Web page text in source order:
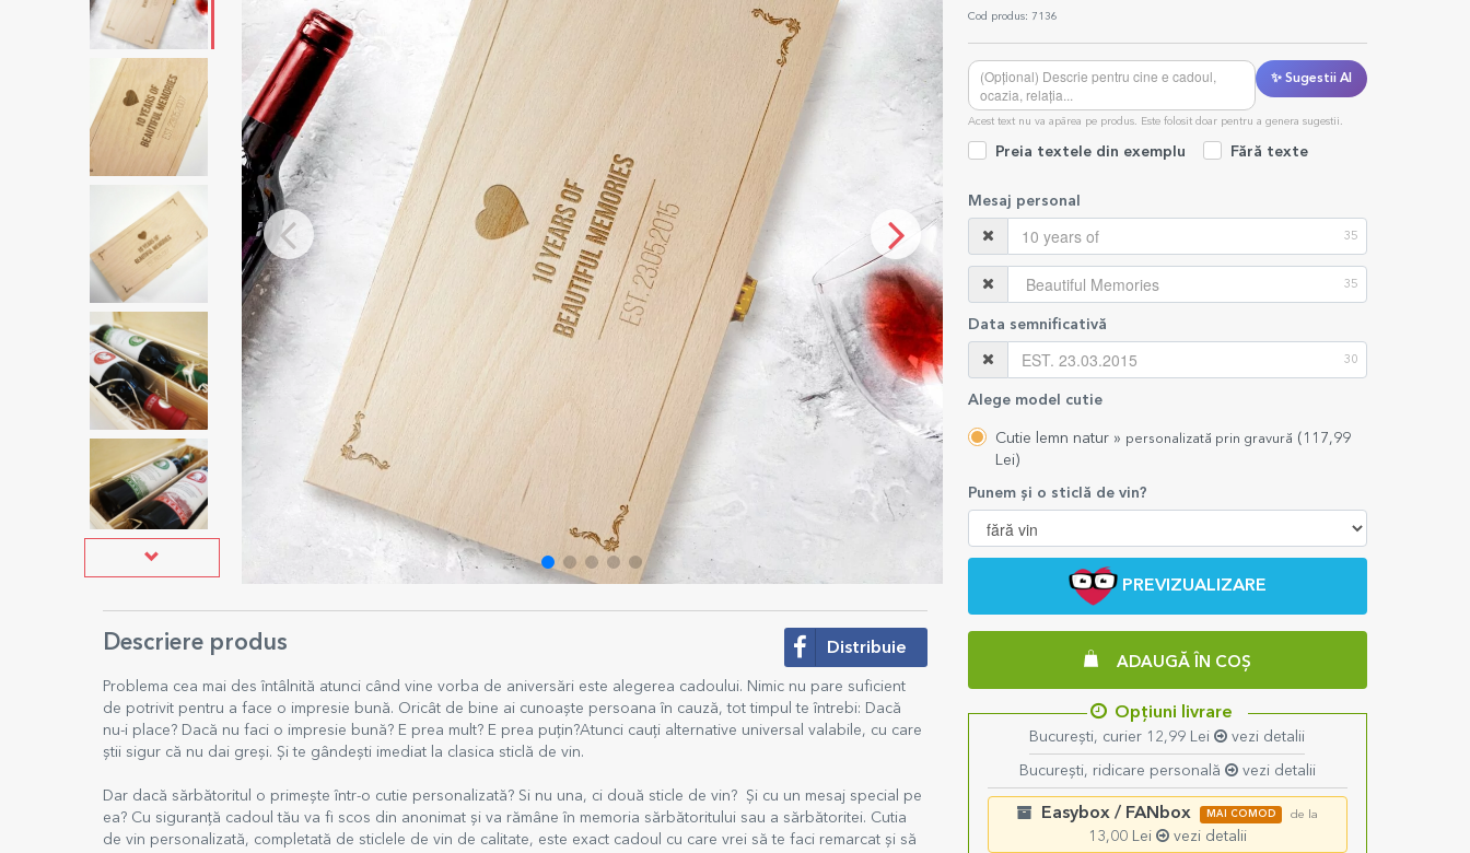
Cod produs: 7136
✨ Sugestii AI
Acest text nu va apărea pe produs. Este folosit doar pentru a genera sugestii.
Preia textele din exemplu Fără texte
Mesaj personal
35
35
Data semnificativă
30
Alege model cutie
Cutie lemn natur » personalizată prin gravură (117,99
Lei)
Punem și o sticlă de vin?
PREVIZUALIZARE
ADAUGĂ ÎN COȘ
Opțiuni livrare
București, curier 12,99 Lei vezi detalii
București, ridicare personală vezi detalii
Easybox / FANbox MAI COMOD de la
13,00 Lei vezi detalii
Descriere produs Distribuie
Problema cea mai des întâlnită atunci când vine vorba de aniversări este alegerea cadoului. Nimic nu pare suficient
de potrivit pentru a face o impresie bună. Oricât de bine ai cunoaște persoana în cauză, tot timpul te întrebi: Dacă
nu-i place? Dacă nu faci o impresie bună? E prea mult? E prea puțin?Atunci cauți alternative universal valabile, cu care
știi sigur că nu dai greși. Și te gândești imediat la clasica sticlă de vin.
Dar dacă sărbătoritul o primește într-o cutie personalizată? Si nu una, ci două sticle de vin? Și cu un mesaj special pe
ea? Cu siguranță cadoul tău va fi scos din anonimat și va rămâne în memoria sărbătoritului sau a sărbătoritei. Cutia
de vin personalizată, completată de sticlele de vin de calitate, este exact cadoul cu care vrei să te faci remarcat și să